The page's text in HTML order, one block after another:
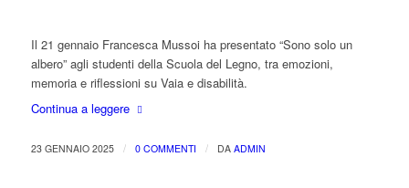
Il 21 gennaio Francesca Mussoi ha presentato “Sono solo un
albero” agli studenti della Scuola del Legno, tra emozioni,
memoria e riflessioni su Vaia e disabilità.
Continua a leggere
23 GENNAIO 2025 / 0 COMMENTI / DA ADMIN